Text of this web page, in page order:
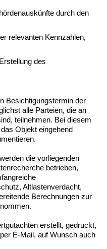
durch den
relevanten Kennzahlen,
des
Besichtigungstermin der
alle Parteien, die an
teilnehmen. Bei diesem
Objekt eingehend
die vorliegenden
betrieben,
Altlastenverdacht,
Berechnungen zur
erstellt, gedruckt,
E-Mail, auf Wunsch auch